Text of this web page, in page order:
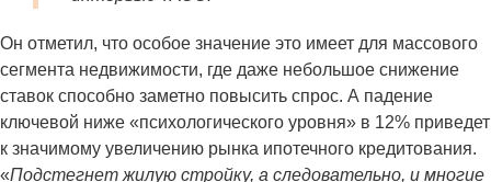
Он отметил, что особое значение это имеет для массового
сегмента недвижимости, где даже небольшое снижение
ставок способно заметно повысить спрос. А падение
ключевой ниже «психологического уровня» в 12% приведет
к значимому увеличению рынка ипотечного кредитования.
«Подстегнет жилую стройку, а следовательно, и многие